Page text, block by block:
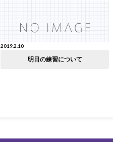
2019.2.10
明日の練習について